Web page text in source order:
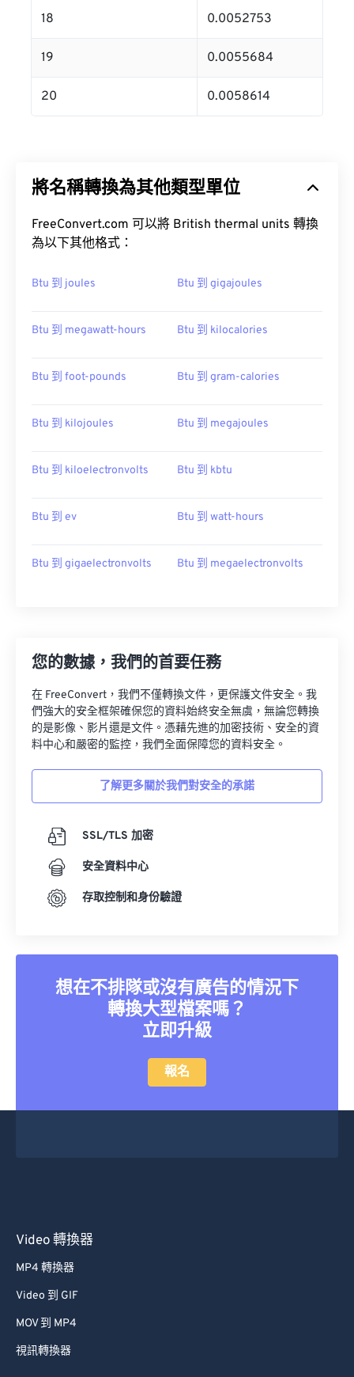
18 0.0052753
19 0.0055684
20 0.0058614
將名稱轉換為其他類型單位
FreeConvert.com 可以將 British thermal units 轉換
為以下其他格式：
Btu 到 joules Btu 到 gigajoules
Btu 到 megawatt-hours Btu 到 kilocalories
Btu 到 foot-pounds Btu 到 gram-calories
Btu 到 kilojoules Btu 到 megajoules
Btu 到 kiloelectronvolts Btu 到 kbtu
Btu 到 ev Btu 到 watt-hours
Btu 到 gigaelectronvolts Btu 到 megaelectronvolts
您的數據，我們的首要任務
在 FreeConvert，我們不僅轉換文件，更保護文件安全。我
們強大的安全框架確保您的資料始終安全無虞，無論您轉換
的是影像、影片還是文件。憑藉先進的加密技術、安全的資
料中心和嚴密的監控，我們全面保障您的資料安全。
了解更多關於我們對安全的承諾
SSL/TLS 加密
安全資料中心
存取控制和身份驗證
想在不排隊或沒有廣告的情況下
轉換大型檔案嗎？
立即升級
報名
Video 轉換器
MP4 轉換器
Video 到 GIF
MOV 到 MP4
視訊轉換器